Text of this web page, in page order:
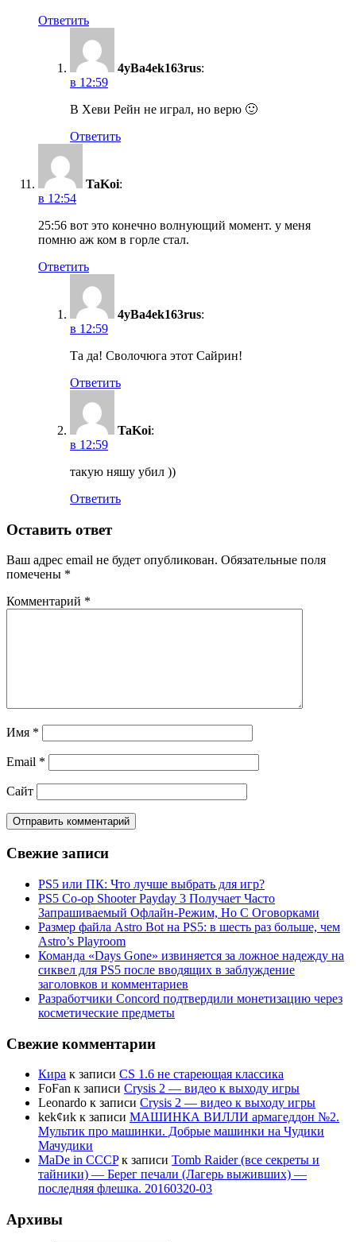
Ответить
4yBa4ek163rus:
в 12:59
В Хеви Рейн не играл, но верю 🙂
Ответить
TaKoi:
в 12:54
25:56 вот это конечно волнующий момент. у меня
помню аж ком в горле стал.
Ответить
4yBa4ek163rus:
в 12:59
Та да! Сволочюга этот Сайрин!
Ответить
TaKoi:
в 12:59
такую няшу убил ))
Ответить
Оставить ответ
Ваш адрес email не будет опубликован. Обязательные поля
помечены *
Комментарий *
Имя *
Email *
Сайт
Свежие записи
PS5 или ПК: Что лучше выбрать для игр?
PS5 Co-op Shooter Payday 3 Получает Часто
Запрашиваемый Офлайн-Режим, Но С Оговорками
Размер файла Astro Bot на PS5: в шесть раз больше, чем
Astro’s Playroom
Команда «Days Gone» извиняется за ложное надежду на
сиквел для PS5 после вводящих в заблуждение
заголовков и комментариев
Разработчики Concord подтвердили монетизацию через
косметические предметы
Свежие комментарии
Кира к записи CS 1.6 не стареющая классика
FoFan к записи Crysis 2 — видео к выходу игры
Leonardo к записи Crysis 2 — видео к выходу игры
kek¢иk к записи МАШИНКА ВИЛЛИ армагеддон №2.
Мультик про машинки. Добрые машинки на Чудики
Мачудики
MaDe in CCCPк записи Tomb Raider (все секреты и
тайники) — Берег печали (Лагерь выживших) —
последняя флешка. 20160320-03
Архивы